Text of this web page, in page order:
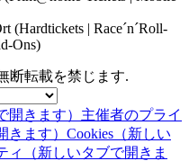
(Hardtickets | Race´n´Roll-
Ons)
断転載を禁じます.
開きます） 主催者のプライ
きます） Cookies （新しい
ィ
（新しいタブで開きま